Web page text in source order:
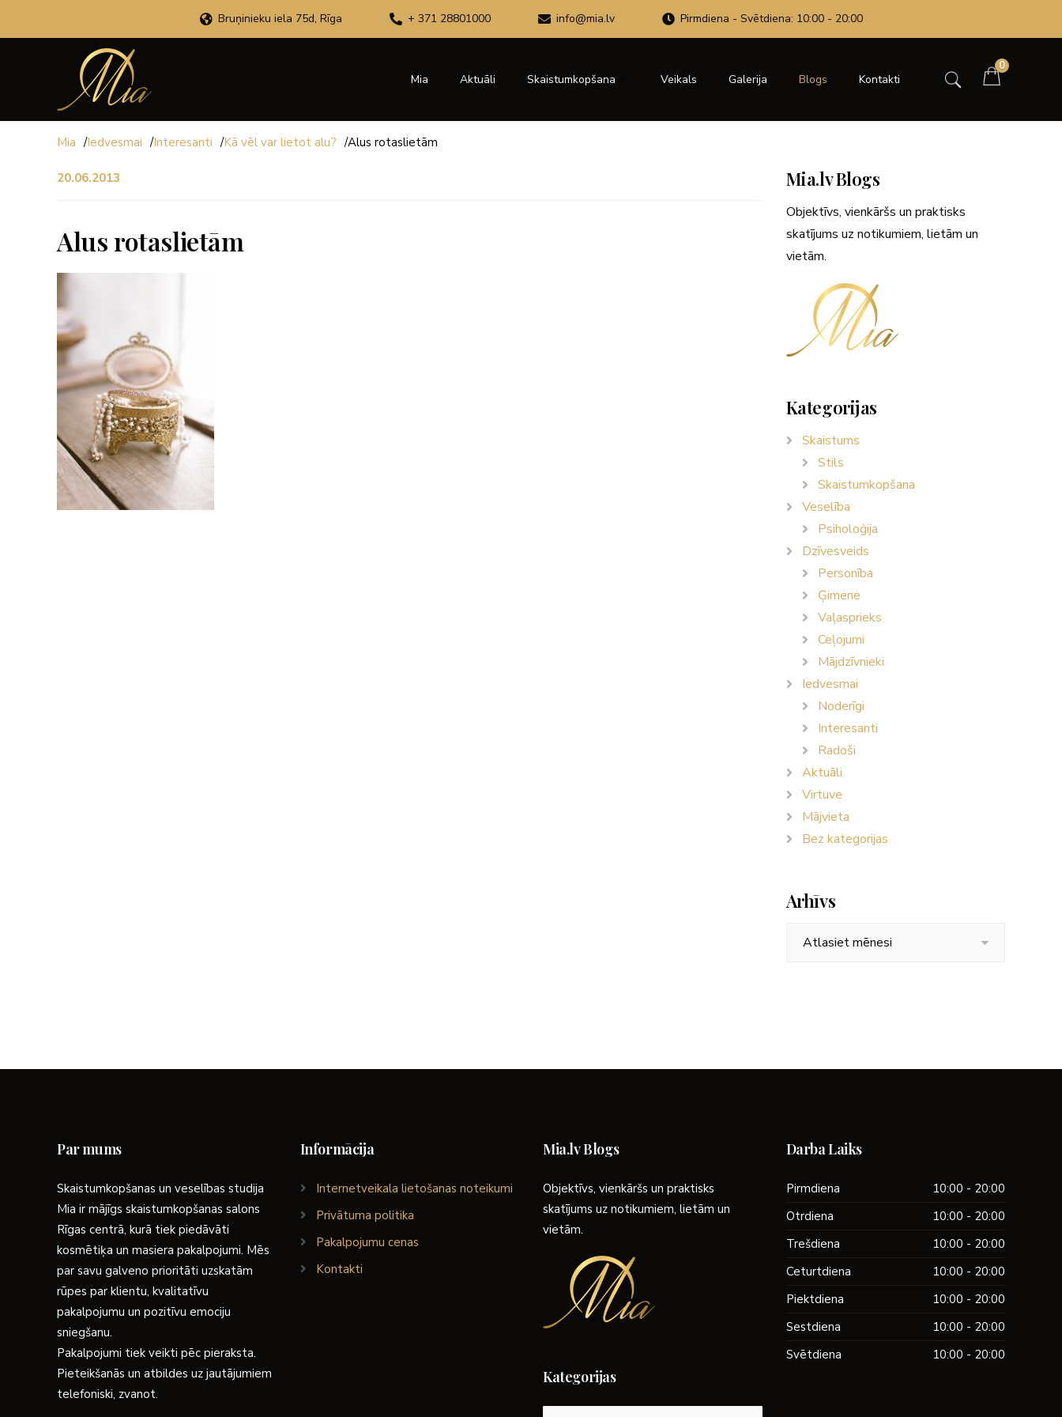
Bruņinieku iela 75d, Rīga + 371 28801000 info@mia.lv Pirmdiena - Svētdiena: 10:00 - 20:00
Mia Aktuāli Skaistumkopšana Veikals Galerija Blogs Kontakti
0
Mia /Iedvesmai /Interesanti /Kā vēl var lietot alu? /Alus rotaslietām
20.06.2013
Alus rotaslietām
Mia.lv Blogs
Objektīvs, vienkāršs un praktisks
skatījums uz notikumiem, lietām un
vietām.
Kategorijas
Skaistums
Stils
Skaistumkopšana
Veselība
Psiholoģija
Dzīvesveids
Personība
Ģimene
Vaļasprieks
Ceļojumi
Mājdzīvnieki
Iedvesmai
Noderīgi
Interesanti
Radoši
Aktuāli
Virtuve
Mājvieta
Bez kategorijas
Arhīvs
Par mums
Skaistumkopšanas un veselības studija
Mia ir mājīgs skaistumkopšanas salons
Rīgas centrā, kurā tiek piedāvāti
kosmētiķa un masiera pakalpojumi. Mēs
par savu galveno prioritāti uzskatām
rūpes par klientu, kvalitatīvu
pakalpojumu un pozitīvu emociju
sniegšanu.
Pakalpojumi tiek veikti pēc pieraksta.
Pieteikšanās un atbildes uz jautājumiem
telefoniski, zvanot.
Informācija
Internetveikala lietošanas noteikumi
Privātuma politika
Pakalpojumu cenas
Kontakti
Mia.lv Blogs
Objektīvs, vienkāršs un praktisks
skatījums uz notikumiem, lietām un
vietām.
Kategorijas
Darba Laiks
Pirmdiena
10:00 - 20:00
Otrdiena
10:00 - 20:00
Trešdiena
10:00 - 20:00
Ceturtdiena
10:00 - 20:00
Piektdiena
10:00 - 20:00
Sestdiena
10:00 - 20:00
Svētdiena
10:00 - 20:00